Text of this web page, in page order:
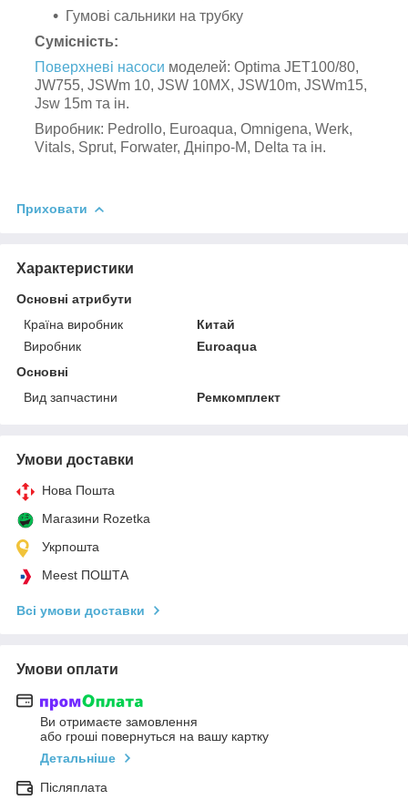
Гумові сальники на трубку
Сумісність:
Поверхневі насоси моделей: Optima JET100/80,
JW755, JSWm 10, JSW 10MX, JSW10m, JSWm15,
Jsw 15m та ін.
Виробник: Pedrollo, Euroaqua, Omnigena, Werk,
Vitals, Sprut, Forwater, Дніпро-М, Delta та ін.
Приховати
Характеристики
Основні атрибути
Країна виробник
Китай
Виробник
Euroaqua
Основні
Вид запчастини
Ремкомплект
Умови доставки
Нова Пошта
Магазини Rozetka
Укрпошта
Meest ПОШТА
Всі умови доставки
Умови оплати
Ви отримаєте замовлення
або гроші повернуться на вашу картку
Детальніше
Післяплата